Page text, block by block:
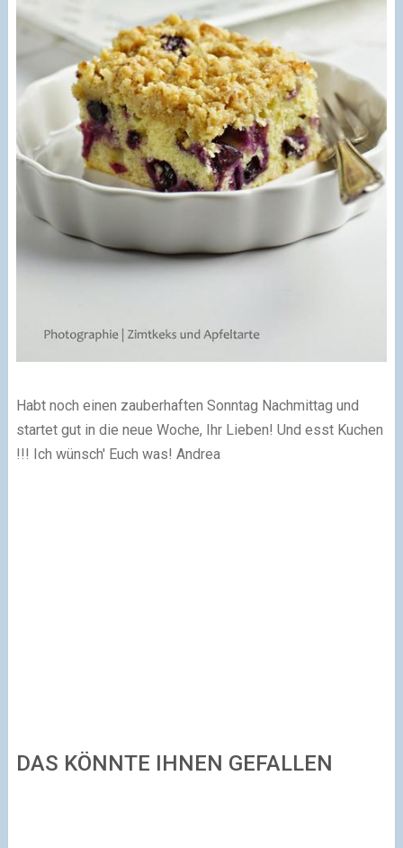
Habt noch einen zauberhaften Sonntag Nachmittag und
startet gut in die neue Woche, Ihr Lieben! Und esst Kuchen
!!! Ich wünsch' Euch was! Andrea
DAS KÖNNTE IHNEN GEFALLEN